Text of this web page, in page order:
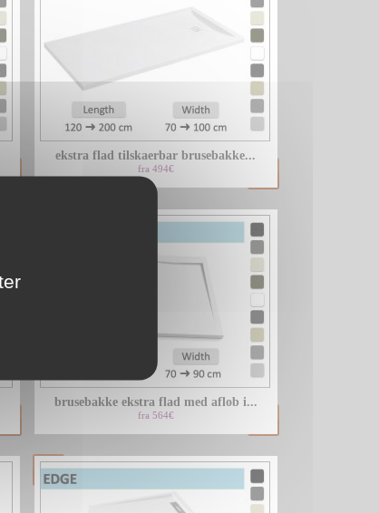
ekstra flad tilskaerbar brusebakke...
fra 494€
brusebakke ekstra flad med aflob i...
fra 564€